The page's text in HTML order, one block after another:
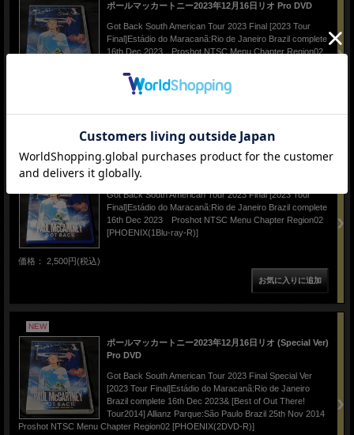
ポールマッカートニー2023年12月16日リオ Pro DVD
Got Back South American Tour 2023 Final [2023 Tour
Final]Estádio do Maracanã:Rio de Janeiro Brazil complete
16th Dec 2023 Proshot NTSC Menu Chapter Region02
価格： 2,200円(税込)
NEW
ポールマッカートニー2023年12月16日リオ Pro Blu-ray
Got Back South American Tour 2023 Final [2023 Tour
Final]Estádio do Maracanã:Rio de Janeiro Brazil complete
16th Dec 2023 Proshot NTSC Menu Chapter Region02
[PHOENIX(1Blu-ray-R)]
価格： 2,500円(税込)
NEW
ポールマッカートニー2023年12月16日リオ (Special Ver)
Pro DVD
Got Back South American Tour 2023 Final Special Ver
[2023 Tour Final]Estádio do Maracanã:Rio de Janeiro
Brazil complete 16th Dec 2023& [Best of Out There!
Tour2014] Allianz Parque:São Paulo Brazil 25th Nov 2014
Proshot NTSC Menu Chapter Region02 [PHOENIX(2DVD-R)]